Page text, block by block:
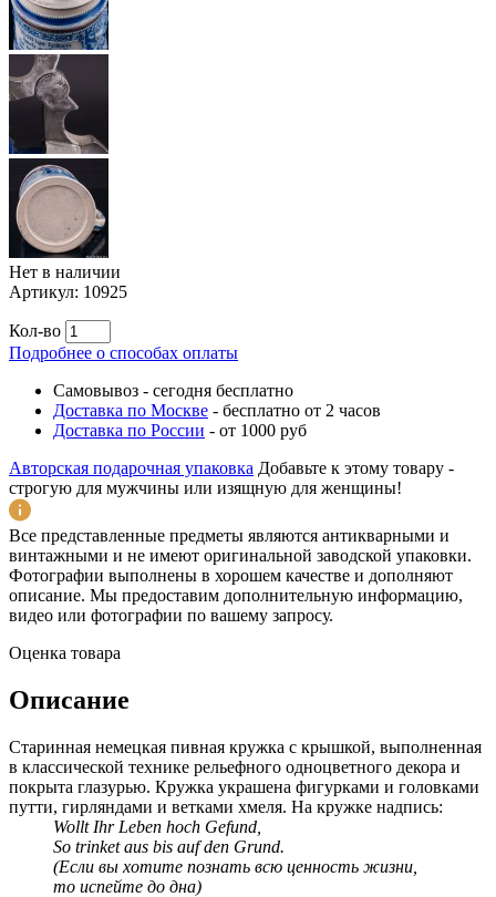
Нет в наличии
Артикул: 10925
Кол-во
Подробнее о способах оплаты
Самовывоз - сегодня бесплатно
Доставка по Москве - бесплатно от 2 часов
Доставка по России - от 1000 руб
Авторская подарочная упаковка Добавьте к этому товару -
строгую для мужчины или изящную для женщины!
Все представленные предметы являются антикварными и
винтажными и не имеют оригинальной заводской упаковки.
Фотографии выполнены в хорошем качестве и дополняют
описание. Мы предоставим дополнительную информацию,
видео или фотографии по вашему запросу.
Оценка товара
Описание
Старинная немецкая пивная кружка с крышкой, выполненная
в классической технике рельефного одноцветного декора и
покрыта глазурью. Кружка украшена фигурками и головками
путти, гирляндами и ветками хмеля. На кружке надпись:
Wollt Ihr Leben hoch Gefund,
So trinket aus bis auf den Grund.
(Если вы хотите познать всю ценность жизни,
то испейте до дна)